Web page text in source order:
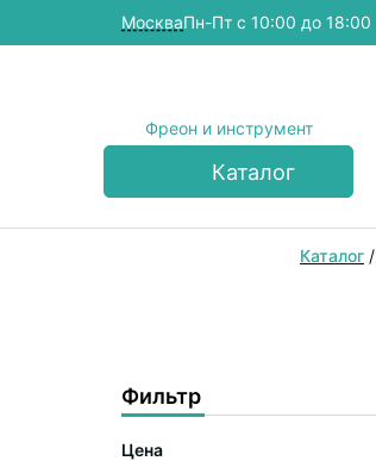
МоскваПн-Пт с 10:00 до 18:00
Фреон и инструмент
Каталог
Каталог /
Фильтр
Цена